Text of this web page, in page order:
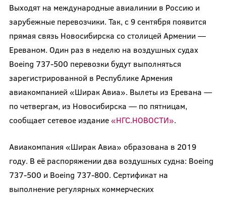
Выходят на международные авиалинии в Россию и
зарубежные перевозчики. Так, с 9 сентября появится
прямая связь Новосибирска со столицей Армении —
Ереваном. Один раз в неделю на воздушных судах
Boeing 737-500 перевозки будут выполняться
зарегистрированной в Республике Армения
авиакомпанией «Ширак Авиа». Вылеты из Еревана —
по четвергам, из Новосибирска — по пятницам,
сообщает сетевое издание«НГС.НОВОСТИ».
Авиакомпания «Ширак Авиа» образована в 2019
году. В её распоряжении два воздушных судна: Boeing
737-500 и Boeing 737-800. Сертификат на
выполнение регулярных коммерческих